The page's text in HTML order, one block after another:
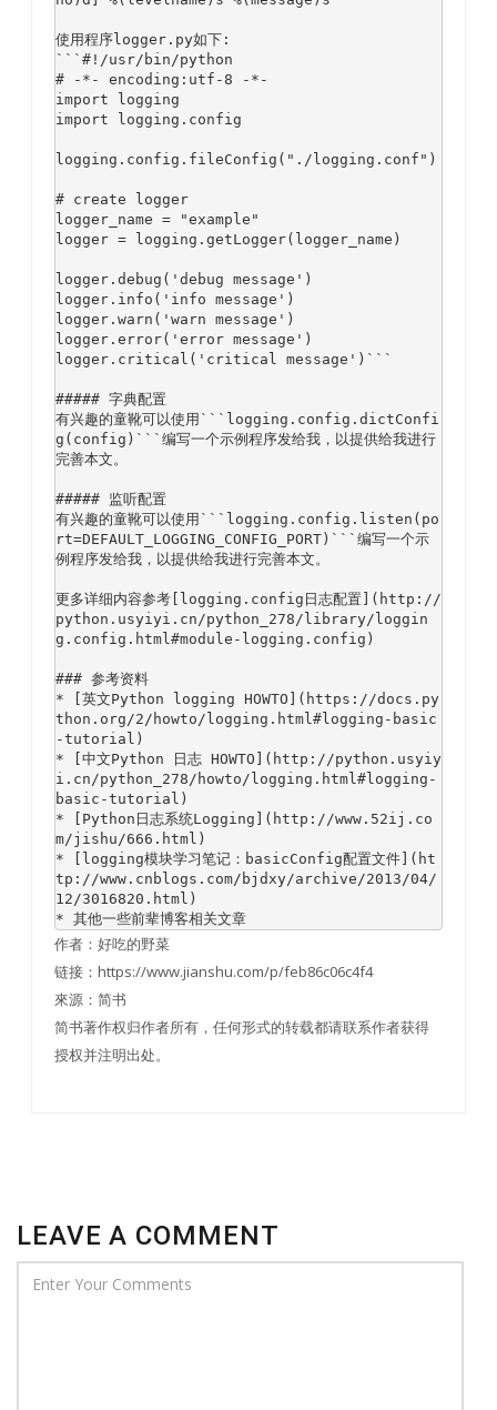
使用程序logger.py如下:
``` #!/usr/bin/python
# -*- encoding:utf-8 -*-
import logging
import logging.config
logging.config.fileConfig( "./logging.conf" )
# create logger
logger_name =
"example"
logger = logging.getLogger(logger_name)
logger.debug( 'debug message' )
logger.info( 'info message' )
logger.warn( 'warn message' )
logger.error( 'error message' )
logger.critical( 'critical message' )```
##### 字典配置
有兴趣的童靴可以使用```logging.config.dictConfi
g(config)```编写一个示例程序发给我，以提供给我进行
完善本文。
##### 监听配置
有兴趣的童靴可以使用```logging.config.listen(po
rt=DEFAULT_LOGGING_CONFIG_PORT)```编写一个示
例程序发给我，以提供给我进行完善本文。
更多详细内容参考[logging.config日志配置](http://
python.usyiyi.cn/python_278/library/loggin
g.config.html#module-logging.config)
### 参考资料
* [英文Python logging HOWTO](https://docs.py
thon.org/2/howto/logging.html#logging-basic
-tutorial)
* [中文Python 日志 HOWTO](http://python.usyiy
i.cn/python_278/howto/logging.html#logging-
basic-tutorial)
* [Python日志系统Logging](http://www.52ij.co
m/jishu/666.html)
* [logging模块学习笔记：basicConfig配置文件](ht
tp://www.cnblogs.com/bjdxy/archive/2013/04/
12/3016820.html)
* 其他一些前辈博客相关文章
作者：好吃的野菜
链接：https://www.jianshu.com/p/feb86c06c4f4
來源：简书
简书著作权归作者所有，任何形式的转载都请联系作者获得
授权并注明出处。
LEAVE A COMMENT